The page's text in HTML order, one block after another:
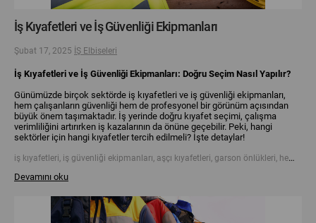
İş Kıyafetleri ve İş Güvenliği Ekipmanları
Şubat 17, 2025 İŞ Elbiseleri
İş Kıyafetleri ve İş Güvenliği Ekipmanları: Doğru Seçim Nasıl Yapılır?
Günümüzde birçok sektörde iş kıyafetleri ve iş güvenliği ekipmanları,
hem çalışanların güvenliği hem de profesyonel bir görünüm açısından
büyük önem taşımaktadır. İş yerinde doğru kıyafet seçimi, çalışma
verimliliğini artırırken iş kazalarının da önüne geçebilir. Peki, hangi
sektörler için hangi kıyafetler tercih edilmeli? İşte detaylar!
iş kıyafetleri, iş güvenliği ekipmanları, aşçı kıyafetleri, garson önlükleri, hemşire forması, reflektörlü iş montları, çelik burunlu iş ayakkabıları, tek kullanımlık iş kıyafetleri, iş elbiseleri, iş güvenliği, baret, iş ayakkabısı, koruyucu ekipman, iş kıyafeti seçimi, iş montu
Devamını oku